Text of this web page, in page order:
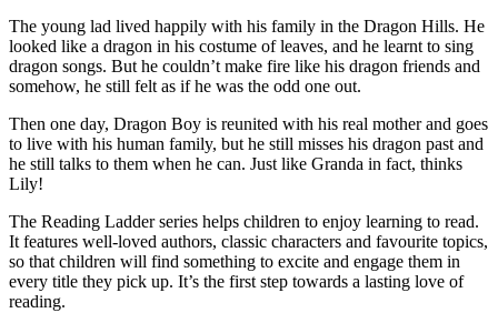
The young lad lived happily with his family in the Dragon Hills. He
looked like a dragon in his costume of leaves, and he learnt to sing
dragon songs. But he couldn’t make fire like his dragon friends and
somehow, he still felt as if he was the odd one out.
Then one day, Dragon Boy is reunited with his real mother and goes
to live with his human family, but he still misses his dragon past and
he still talks to them when he can. Just like Granda in fact, thinks
Lily!
The Reading Ladder series helps children to enjoy learning to read.
It features well-loved authors, classic characters and favourite topics,
so that children will find something to excite and engage them in
every title they pick up. It’s the first step towards a lasting love of
reading.